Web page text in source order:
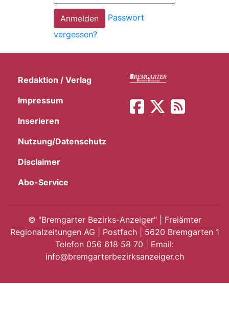
E-
App
Passwort
vergessen?
Redaktion / Verlag
Impressum
Inserieren
Nutzung/Datenschutz
Disclaimer
Abo-Service
© "Bremgarter Bezirks-Anzeiger" | Freiämter
Regionalzeitungen AG | Postfach | 5620 Bremgarten 1
Telefon 056 618 58 70 | Email:
info@bremgarterbezirksanzeiger.ch